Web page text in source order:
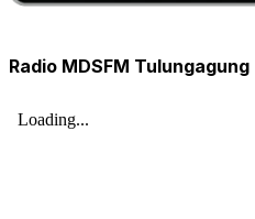
Radio MDSFM Tulungagung